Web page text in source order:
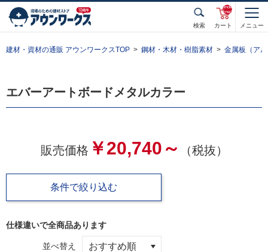
検索 カート
unde
fined
メニュー
建材・資材の通販 アウンワークスTOP 鋼材・木材・樹脂素材 金属板（ア
エバーアートボードメタルカラー
販売価格 ￥20,740～ （税抜）
条件で絞り込む
仕様違いで全商品あります
並べ替え